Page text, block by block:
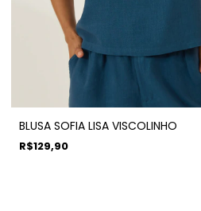
BLUSA SOFIA LISA VISCOLINHO
R$129,90